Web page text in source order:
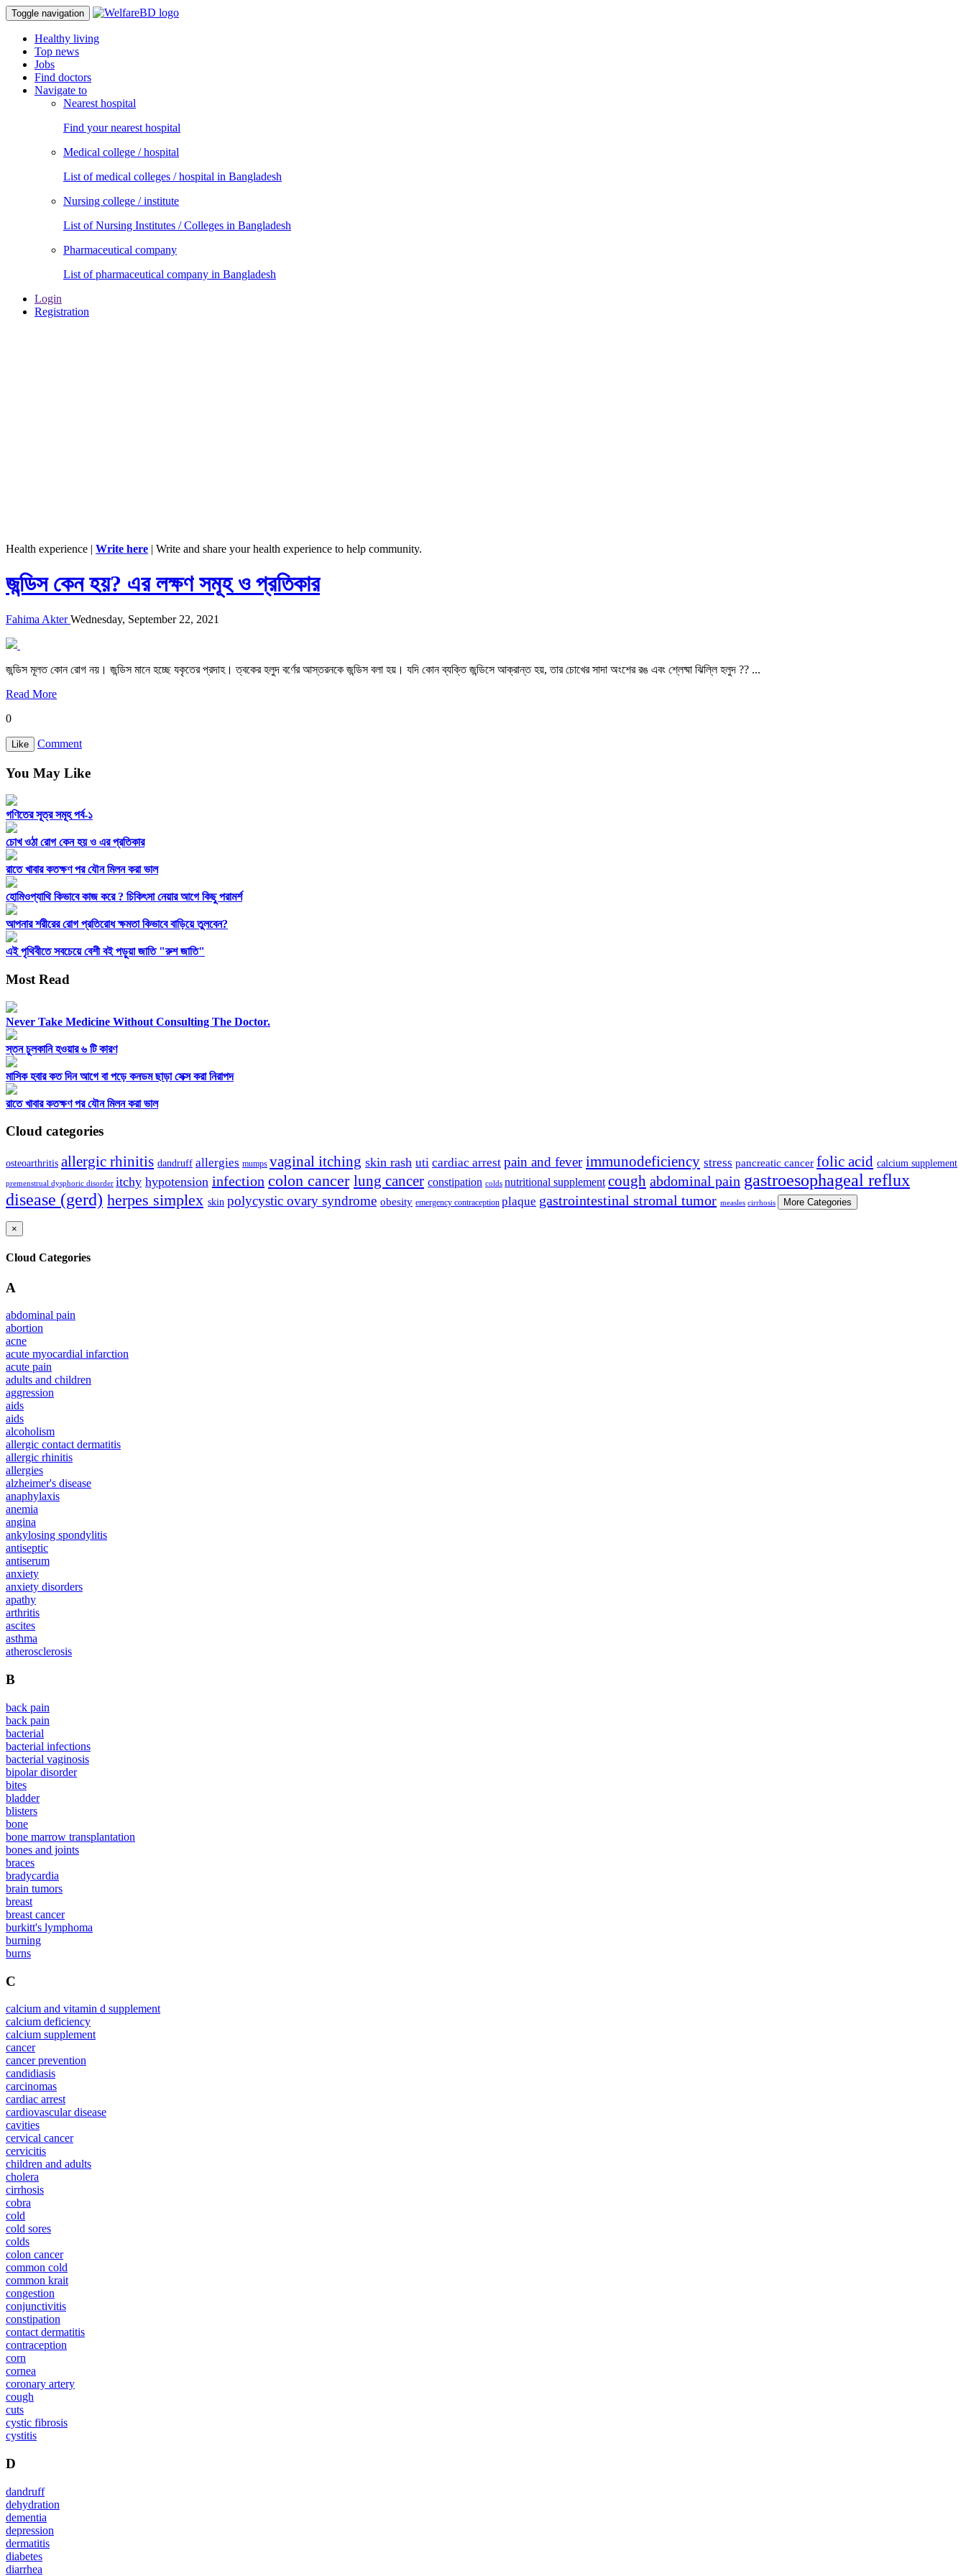
Toggle navigation
Healthy living
Top news
Jobs
Find doctors
Navigate to
Nearest hospital
Find your nearest hospital
Medical college / hospital
List of medical colleges / hospital in Bangladesh
Nursing college / institute
List of Nursing Institutes / Colleges in Bangladesh
Pharmaceutical company
List of pharmaceutical company in Bangladesh
Login
Registration
Health experience | Write here | Write and share your health experience to help community.
জন্ডিস কেন হয়? এর লক্ষণ সমূহ ও প্রতিকার
Fahima AkterWednesday, September 22, 2021
জন্ডিস মূলত কোন রোগ নয়। জন্ডিস মানে হচ্ছে যকৃতের প্রদাহ। ত্বকের হলুদ বর্ণের আস্তরনকে জন্ডিস বলা হয়। যদি কোন ব্যক্তি জন্ডিসে আক্রান্ত হয়, তার চোখের সাদা অংশের রঙ এবং শ্লেষ্মা ঝিল্লি হলুদ ?? ...
Read More
0
Like Comment
You May Like
গণিতের সূত্র সমূহ পর্ব-১
চোখ ওঠা রোগ কেন হয় ও এর প্রতিকার
রাতে খাবার কতক্ষণ পর যৌন মিলন করা ভাল
হোমিওপ্যাথি কিভাবে কাজ করে ? চিকিৎসা নেয়ার আগে কিছু পরামর্শ
আপনার শরীরের রোগ প্রতিরোধ ক্ষমতা কিভাবে বাড়িয়ে তুলবেন?
এই পৃথিবীতে সবচেয়ে বেশী বই পড়ুয়া জাতি "রুশ জাতি"
Most Read
Never Take Medicine Without Consulting The Doctor.
স্তন চুলকানি হওয়ার ৬ টি কারণ
মাসিক হবার কত দিন আগে বা পড়ে কনডম ছাড়া সেক্স করা নিরাপদ
রাতে খাবার কতক্ষণ পর যৌন মিলন করা ভাল
Cloud categories
osteoarthritis allergic rhinitis dandruff allergies mumps vaginal itching skin rash uti cardiac arrest pain and fever immunodeficiency stress pancreatic cancer folic acid calcium supplement
premenstrual dysphoric disorder itchy hypotension infection colon cancer lung cancer constipation colds nutritional supplement cough abdominal pain gastroesophageal reflux
disease (gerd) herpes simplex skin polycystic ovary syndrome obesity emergency contraception plaque gastrointestinal stromal tumor measles cirrhosis More Categories
×
Cloud Categories
A
abdominal pain
abortion
acne
acute myocardial infarction
acute pain
adults and children
aggression
aids
aids
alcoholism
allergic contact dermatitis
allergic rhinitis
allergies
alzheimer's disease
anaphylaxis
anemia
angina
ankylosing spondylitis
antiseptic
antiserum
anxiety
anxiety disorders
apathy
arthritis
ascites
asthma
atherosclerosis
B
back pain
back pain
bacterial
bacterial infections
bacterial vaginosis
bipolar disorder
bites
bladder
blisters
bone
bone marrow transplantation
bones and joints
braces
bradycardia
brain tumors
breast
breast cancer
burkitt's lymphoma
burning
burns
C
calcium and vitamin d supplement
calcium deficiency
calcium supplement
cancer
cancer prevention
candidiasis
carcinomas
cardiac arrest
cardiovascular disease
cavities
cervical cancer
cervicitis
children and adults
cholera
cirrhosis
cobra
cold
cold sores
colds
colon cancer
common cold
common krait
congestion
conjunctivitis
constipation
contact dermatitis
contraception
corn
cornea
coronary artery
cough
cuts
cystic fibrosis
cystitis
D
dandruff
dehydration
dementia
depression
dermatitis
diabetes
diarrhea